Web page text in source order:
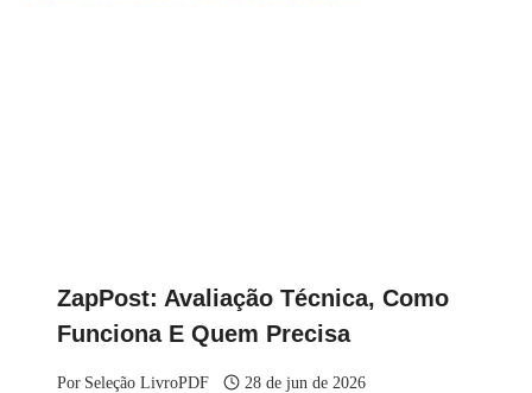
ZapPost: Avaliação Técnica, Como
Funciona E Quem Precisa
Por Seleção LivroPDF 28 de jun de 2026